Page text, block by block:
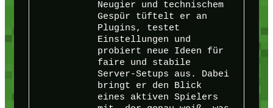
Neugier und technischem
Gespür tüftelt er an
Plugins, testet
Einstellungen und
probiert neue Ideen für
faire und stabile
Server-Setups aus. Dabei
bringt er den Blick
eines aktiven Spielers